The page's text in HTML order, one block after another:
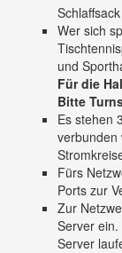
Wer sich
und
Für die
Bitte
Es stehen
verbunden
Fürs
Ports zur
Zur
Server
Server